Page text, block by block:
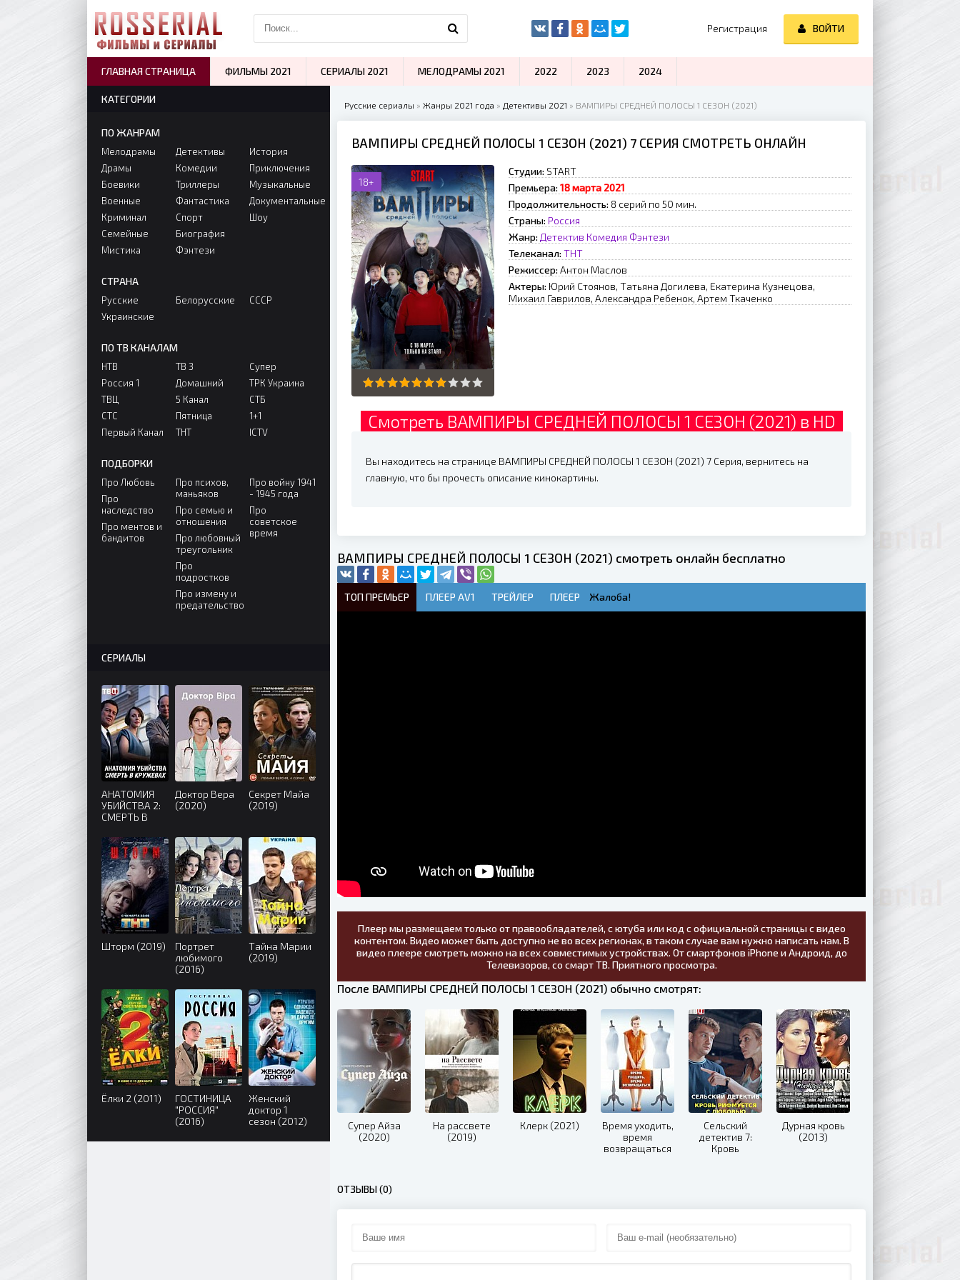
Русские сериалы » Жанры 2021 года » Детективы 2021 » ВАМПИРЫ СРЕДНЕЙ ПОЛОСЫ 1 СЕЗОН (2021)
ВАМПИРЫ СРЕДНЕЙ ПОЛОСЫ 1 СЕЗОН (2021) 7 СЕРИЯ СМОТРЕТЬ ОНЛАЙН
18+
Студии: START
Премьера: 18 марта 2021
Продолжительность: 8 серий по 50 мин.
Страны: Россия
Жанр: Детектив Комедия Фэнтези
Телеканал: ТНТ
Режиссер: Антон Маслов
Актеры: Юрий Стоянов, Татьяна Догилева, Екатерина Кузнецова,
Михаил Гаврилов, Александра Ребенок, Артем Ткаченко
Смотреть ВАМПИРЫ СРЕДНЕЙ ПОЛОСЫ 1 СЕЗОН (2021) в HD
Вы находитесь на странице ВАМПИРЫ СРЕДНЕЙ ПОЛОСЫ 1 СЕЗОН (2021) 7 Серия, вернитесь на
главную, что бы прочесть описание кинокартины.
ВАМПИРЫ СРЕДНЕЙ ПОЛОСЫ 1 СЕЗОН (2021) смотреть онлайн бесплатно
ТОП ПРЕМЬЕР ПЛЕЕР AV1 ТРЕЙЛЕР ПЛЕЕР Жалоба!
Плеер мы размещаем только от правообладателей, с ютуба или код с официальной страницы с видео
контентом. Видео может быть доступно не во всех регионах, в таком случае вам нужно написать нам. В
видео плеере смотреть можно на всех совместимых устройствах. От смартфонов iPhone и Андроид, до
Телевизоров, со смарт ТВ. Приятного просмотра.
После ВАМПИРЫ СРЕДНЕЙ ПОЛОСЫ 1 СЕЗОН (2021) обычно смотрят:
Супер Айза
(2020)
На рассвете
(2019)
Клерк (2021)
Время уходить,
время
возвращаться
Сельский
детектив 7:
Кровь
Дурная кровь
(2013)
ОТЗЫВЫ (0)
КАТЕГОРИИ
ПО ЖАНРАМ
Мелодрамы
Драмы
Боевики
Военные
Криминал
Семейные
Мистика
Детективы
Комедии
Триллеры
Фантастика
Спорт
Биография
Фэнтези
История
Приключения
Музыкальные
Документальные
Шоу
СТРАНА
Русские
Украинские
Белорусские СССР
ПО ТВ КАНАЛАМ
НТВ
Россия 1
ТВЦ
СТС
Первый Канал
ТВ 3
Домашний
5 Канал
Пятница
ТНТ
Супер
ТРК Украина
СТБ
1+1
ICTV
ПОДБОРКИ
Про Любовь
Про
наследство
Про ментов и
бандитов
Про психов,
маньяков
Про семью и
отношения
Про любовный
треугольник
Про
подростков
Про измену и
предательство
Про войну 1941
- 1945 года
Про
советское
время
СЕРИАЛЫ
АНАТОМИЯ
УБИЙСТВА 2:
СМЕРТЬ В
(2019)
Доктор Вера
(2020)
Секрет Майа
(2019)
Шторм (2019)
Портрет
любимого
(2016)
Тайна Марии
(2019)
Ёлки 2 (2011)
ГОСТИНИЦА
"РОССИЯ"
(2016)
Женский
доктор 1
сезон (2012)
Регистрация ВОЙТИ
ГЛАВНАЯ СТРАНИЦА ФИЛЬМЫ 2021 СЕРИАЛЫ 2021 МЕЛОДРАМЫ 2021 2022 2023 2024